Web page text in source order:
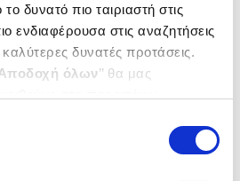
δυνατό πιο ταιριαστή στις
ενδιαφέρουσα στις αναζητήσεις
δυνατές προτάσεις.
όλων’’ θα μας
από τα παρακάτω με την
΄΄και να ενημερωθείτε σχετικά με